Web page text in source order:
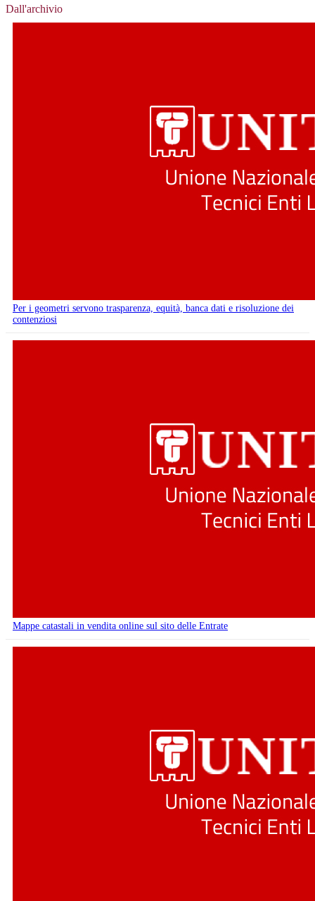
Dall'archivio
Per i geometri servono trasparenza, equità, banca dati e risoluzione dei
contenziosi
Mappe catastali in vendita online sul sito delle Entrate